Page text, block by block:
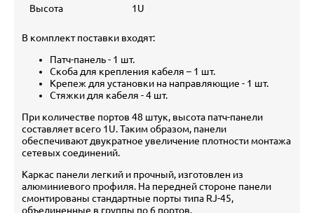
Высота 1U
В комплект поставки входят:
Патч-панель - 1 шт.
Скоба для крепления кабеля – 1 шт.
Крепеж для установки на направляющие - 1 шт.
Стяжки для кабеля - 4 шт.
При количестве портов 48 штук, высота патч-панели
составляет всего 1U. Таким образом, панели
обеспечивают двукратное увеличение плотности монтажа
сетевых соединений.
Каркас панели легкий и прочный, изготовлен из
алюминиевого профиля. На передней стороне панели
смонтированы стандартные порты типа RJ-45,
объединенные в группы по 6 портов.